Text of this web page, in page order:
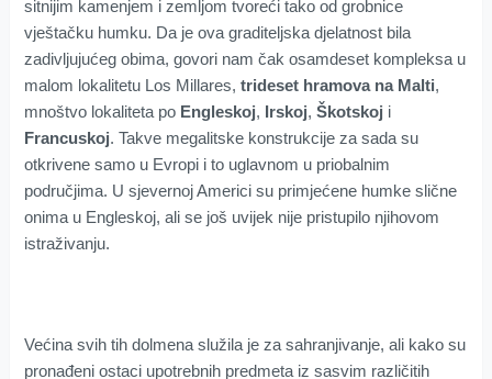
sitnijim kamenjem i zemljom tvoreći tako od grobnice
vještačku humku. Da je ova graditeljska djelatnost bila
zadivljujućeg obima, govori nam čak osamdeset kompleksa u
malom lokalitetu Los Millares, trideset hramova na Malti,
mnoštvo lokaliteta po Engleskoj, Irskoj, Škotskoj i
Francuskoj. Takve megalitske konstrukcije za sada su
otkrivene samo u Evropi i to uglavnom u priobalnim
područjima. U sjevernoj Americi su primjećene humke slične
onima u Engleskoj, ali se još uvijek nije pristupilo njihovom
istraživanju.
Većina svih tih dolmena služila je za sahranjivanje, ali kako su
pronađeni ostaci upotrebnih predmeta iz sasvim različitih